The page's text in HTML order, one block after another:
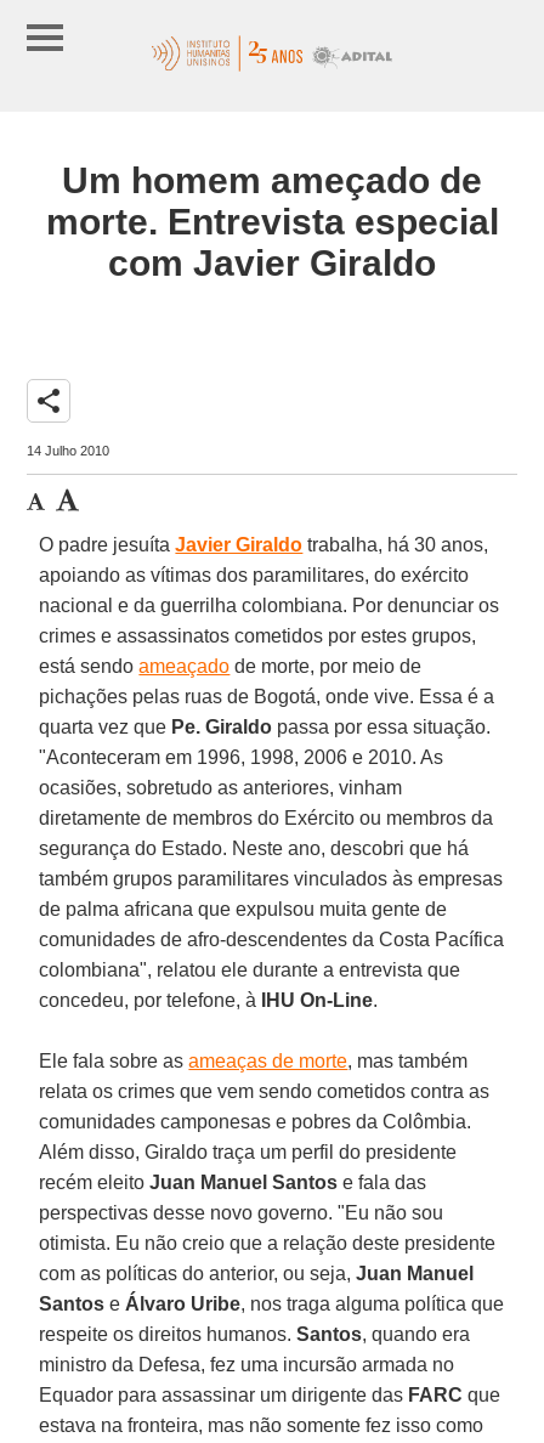
Um homem ameçado de
morte. Entrevista especial
com Javier Giraldo
share
14 Julho 2010
O padre jesuítaJavier Giraldo trabalha, há 30 anos,
apoiando as vítimas dos paramilitares, do exército
nacional e da guerrilha colombiana. Por denunciar os
crimes e assassinatos cometidos por estes grupos,
está sendoameaçado de morte, por meio de
pichações pelas ruas de Bogotá, onde vive. Essa é a
quarta vez que Pe. Giraldo passa por essa situação.
"Aconteceram em 1996, 1998, 2006 e 2010. As
ocasiões, sobretudo as anteriores, vinham
diretamente de membros do Exército ou membros da
segurança do Estado. Neste ano, descobri que há
também grupos paramilitares vinculados às empresas
de palma africana que expulsou muita gente de
comunidades de afro-descendentes da Costa Pacífica
colombiana", relatou ele durante a entrevista que
concedeu, por telefone, à
IHU On-Line.
Ele fala sobre asameaças de morte, mas também
relata os crimes que vem sendo cometidos contra as
comunidades camponesas e pobres da Colômbia.
Além disso, Giraldo traça um perfil do presidente
recém eleitoJuan Manuel Santos e fala das
perspectivas desse novo governo. "Eu não sou
otimista. Eu não creio que a relação deste presidente
com as políticas do anterior, ou seja,Juan Manuel
Santos e Álvaro Uribe, nos traga alguma política que
respeite os direitos humanos.Santos, quando era
ministro da Defesa, fez uma incursão armada no
Equador para assassinar um dirigente das FARC que
estava na fronteira, mas não somente fez isso como